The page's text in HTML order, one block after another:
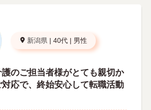
新潟県 | 40代 | 男性
のご担当者様がとても親切か
応で、終始安心して転職活動